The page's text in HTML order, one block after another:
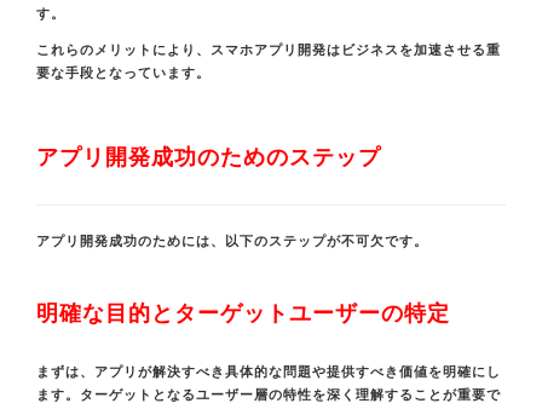
す。
これらのメリットにより、スマホアプリ開発はビジネスを加速させる重
要な手段となっています。
アプリ開発成功のためのステップ
アプリ開発成功のためには、以下のステップが不可欠です。
明確な目的とターゲットユーザーの特定
まずは、アプリが解決すべき具体的な問題や提供すべき価値を明確にし
ます。ターゲットとなるユーザー層の特性を深く理解することが重要で